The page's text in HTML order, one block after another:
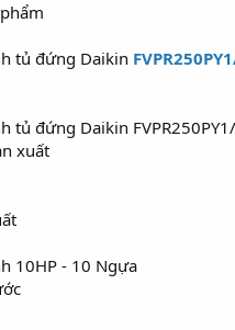
tủ đứng Daikin
tủ đứng Daikin
xuất
10HP - 10 Ngựa